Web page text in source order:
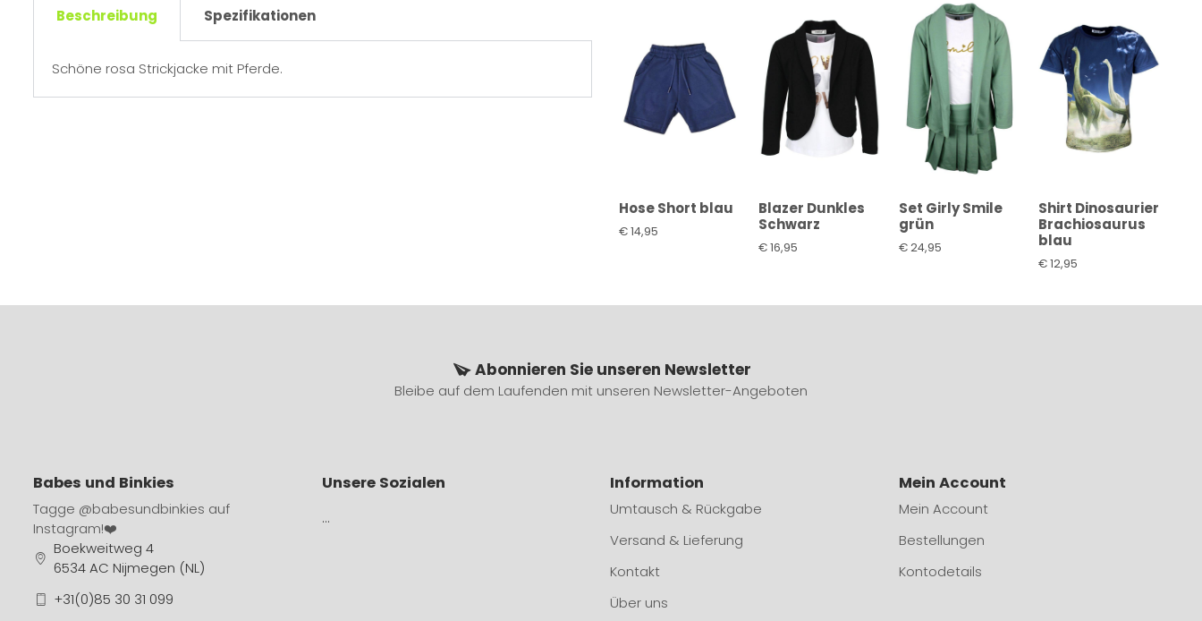
Beschreibung Spezifikationen
Schöne rosa Strickjacke mit Pferde.
Hose Short blau
€14,95
Blazer Dunkles
Schwarz
€16,95
Set Girly Smile
grün
€24,95
Shirt Dinosaurier
Brachiosaurus
blau
€12,95
Abonnieren Sie unseren Newsletter
Bleibe auf dem Laufenden mit unseren Newsletter-Angeboten
Babes und Binkies
Tagge @babesundbinkies auf
Instagram!❤️
Boekweitweg 4
6534 AC Nijmegen (NL)
+31(0)85 30 31 099
Unsere Sozialen
…
Information
Umtausch & Rückgabe
Versand & Lieferung
Kontakt
Über uns
Mein Account
Mein Account
Bestellungen
Kontodetails